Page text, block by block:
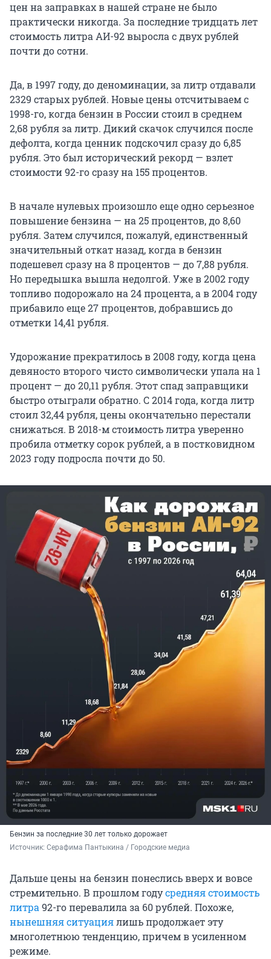
цен на заправках в нашей стране не было
практически никогда. За последние тридцать лет
стоимость литра АИ-92 выросла с двух рублей
почти до сотни.
Да, в 1997 году, до деноминации, за литр отдавали
2329 старых рублей. Новые цены отсчитываем с
1998-го, когда бензин в России стоил в среднем
2,68 рубля за литр. Дикий скачок случился после
дефолта, когда ценник подскочил сразу до 6,85
рубля. Это был исторический рекорд — взлет
стоимости 92-го сразу на 155 процентов.
В начале нулевых произошло еще одно серьезное
повышение бензина — на 25 процентов, до 8,60
рубля. Затем случился, пожалуй, единственный
значительный откат назад, когда в бензин
подешевел сразу на 8 процентов — до 7,88 рубля.
Но передышка вышла недолгой. Уже в 2002 году
топливо подорожало на 24 процента, а в 2004 году
прибавило еще 27 процентов, добравшись до
отметки 14,41 рубля.
Удорожание прекратилось в 2008 году, когда цена
девяносто второго чисто символически упала на 1
процент — до 20,11 рубля. Этот спад заправщики
быстро отыграли обратно. С 2014 года, когда литр
стоил 32,44 рубля, цены окончательно перестали
снижаться. В 2018-м стоимость литра уверенно
пробила отметку сорок рублей, а в постковидном
2023 году подросла почти до 50.
Бензин за последние 30 лет только дорожает
Источник: Серафима Пантыкина / Городские медиа
Дальше цены на бензин понеслись вверх и вовсе
стремительно. В прошлом годусредняя стоимость
литра92-го перевалила за 60 рублей. Похоже,
нынешняя ситуациялишь продолжает эту
многолетнюю тенденцию, причем в усиленном
режиме.